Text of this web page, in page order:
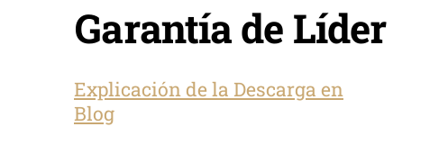
Garantía de Líder
Explicación de la Descarga en
Blog